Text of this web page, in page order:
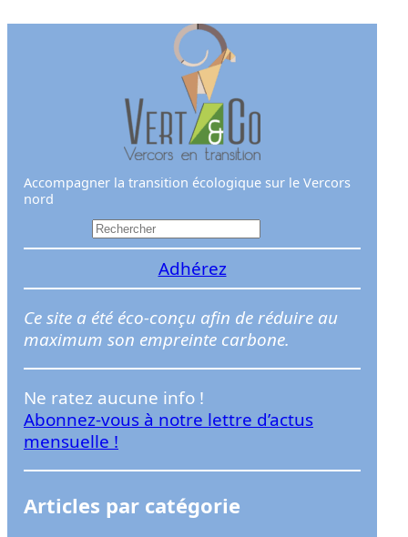
Accompagner la transition écologique sur le Vercors
nord
e
h
e
r
e
r
Adhérez
Ce site a été éco-conçu afin de réduire au
maximum son empreinte carbone.
Ne ratez aucune info !
Abonnez-vous à notre lettre d’actus
mensuelle !
Articles par catégorie